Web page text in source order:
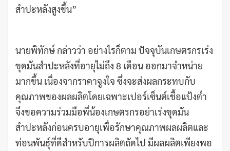
สำปะหลังสูงขึ้น”
นายพิทักษ์ กล่าวว่า อย่างไรก็ตาม ปัจจุบันเกษตรกรเร่ง
ขุดมันสำปะหลังที่อายุไม่ถึง 8 เดือน ออกมาจำหน่าย
มากขึ้น เนื่องจากราคาจูงใจ ซึ่งจะส่งผลกระทบกับ
คุณภาพของผลผลิตโดยเฉพาะเปอร์เซ็นต์เชื้อแป้งต่ำ
จึงขอความร่วมมือพี่น้องเกษตรกรอย่าเร่งขุดมัน
สำปะหลังก่อนครบอายุเพื่อรักษาคุณภาพผลผลิตและ
ท่อนพันธุ์ที่ดีสำหรับปีการผลิตถัดไป มีผลผลิตเพียงพอ